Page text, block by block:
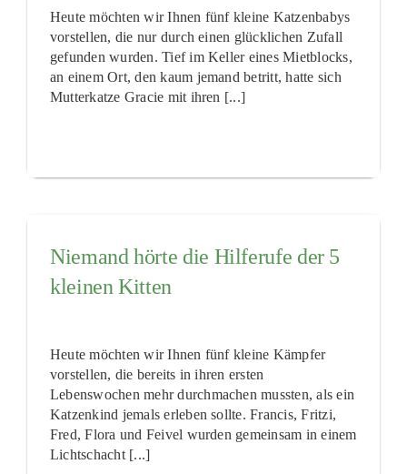
Heute möchten wir Ihnen fünf kleine Katzenbabys
vorstellen, die nur durch einen glücklichen Zufall
gefunden wurden. Tief im Keller eines Mietblocks,
an einem Ort, den kaum jemand betritt, hatte sich
Mutterkatze Gracie mit ihren [...]
Niemand hörte die Hilferufe der 5
kleinen Kitten
Heute möchten wir Ihnen fünf kleine Kämpfer
vorstellen, die bereits in ihren ersten
Lebenswochen mehr durchmachen mussten, als ein
Katzenkind jemals erleben sollte. Francis, Fritzi,
Fred, Flora und Feivel wurden gemeinsam in einem
Lichtschacht [...]